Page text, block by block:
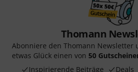
Thomann
Abonniere den Thomann Newsletter
etwas Glück einen von 50
Inspirierende Beiträge
Deals